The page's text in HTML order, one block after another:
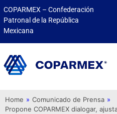
COPARMEX – Confederación
Patronal de la República
Mexicana
Home » Comunicado de Prensa »
Propone COPARMEX dialogar,